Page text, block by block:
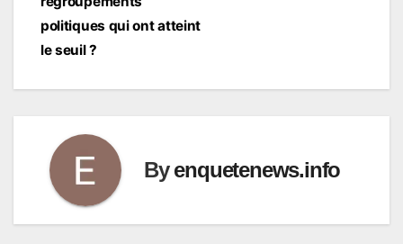
l’article
politiques qui ont atteint
le seuil ?
Byenquetenews.info